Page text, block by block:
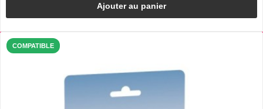
Ajouter au panier
COMPATIBLE